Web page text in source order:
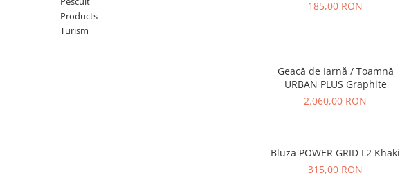
Products
Turism
185,00 RON
Geacă de Iarnă / Toamnă
URBAN PLUS Graphite
2.060,00 RON
Bluza POWER GRID L2 Khaki
315,00 RON